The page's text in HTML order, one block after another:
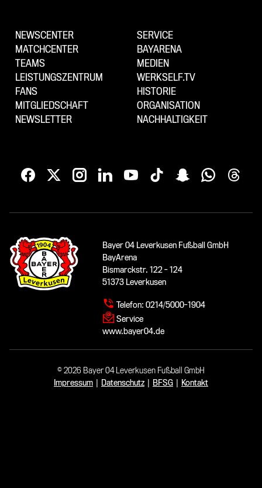
NEWSCENTER
MATCHCENTER
TEAMS
LEISTUNGSZENTRUM
FANS
MITGLIEDSCHAFT
NEWSLETTER
SERVICE
BAYARENA
MEDIEN
WERKSELF.TV
HISTORIE
ORGANISATION
NACHHALTIGKEIT
Bayer 04 Leverkusen Fußball GmbH
BayArena
Bismarckstr. 122 - 124
51373 Leverkusen
Telefon: 0214/5000-1904
Service
www.bayer04.de
© 2026 Bayer 04 Leverkusen Fußball GmbH
Impressum
Datenschutz BFSG Kontakt